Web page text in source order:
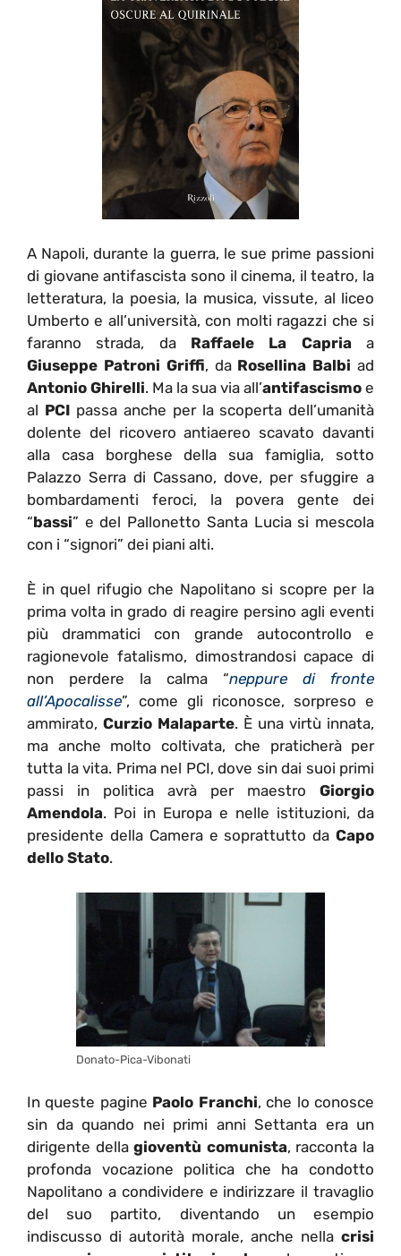
A Napoli, durante la guerra, le sue prime passioni
di giovane antifascista sono il cinema, il teatro, la
letteratura, la poesia, la musica, vissute, al liceo
Umberto e all’università, con molti ragazzi che si
faranno strada, daRaffaele La Capriaa
Giuseppe Patroni Griffi, da Rosellina Balbi ad
Antonio Ghirelli. Ma la sua via all’antifascismo e
al PCI passa anche per la scoperta dell’umanità
dolente del ricovero antiaereo scavato davanti
alla casa borghese della sua famiglia, sotto
Palazzo Serra di Cassano, dove, per sfuggire a
bombardamenti feroci, la povera gente dei
“bassi” e del Pallonetto Santa Lucia si mescola
con i “signori” dei piani alti.
È in quel rifugio che Napolitano si scopre per la
prima volta in grado di reagire persino agli eventi
più drammatici con grande autocontrollo e
ragionevole fatalismo, dimostrandosi capace di
non perdere la calma “neppure di fronte
all’Apocalisse”, come gli riconosce, sorpreso e
ammirato, Curzio Malaparte. È una virtù innata,
ma anche molto coltivata, che praticherà per
tutta la vita. Prima nel PCI, dove sin dai suoi primi
passi in politica avrà per maestro Giorgio
Amendola. Poi in Europa e nelle istituzioni, da
presidente della Camera e soprattutto da Capo
dello Stato.
Donato-Pica-Vibonati
In queste pagine Paolo Franchi, che lo conosce
sin da quando nei primi anni Settanta era un
dirigente dellagioventù comunista, racconta la
profonda vocazione politica che ha condotto
Napolitano a condividere e indirizzare il travaglio
del suo partito, diventando un esempio
indiscusso di autorità morale, anche nella crisi